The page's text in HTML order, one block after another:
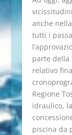
anche
tutti i
parte della
relativo
Regione
idraulico,
piscina da